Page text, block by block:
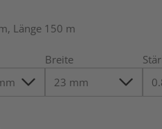
Länge 150 m
Breite